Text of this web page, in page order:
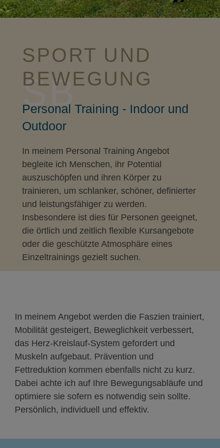
SB
SPORT UND
BEWEGUNG
Personal Training - Indoor und
Outdoor
In meinem Personal Training Angebot
begleite ich Menschen, ihr Potential
auszuschöpfen und ihren Körper zu
trainieren, um schlanker, schöner, definierter
und leistungsfähiger zu werden.
Insbesondere ist dies für Personen geeignet,
die örtlich und zeitlich flexible Kursangebote
oder die geschützte Atmosphäre eines
Einzeltrainings gezielt suchen.
In meinem Angebot werden die Faszien trainiert,
Mobilität gesteigert, Beweglichkeit verbessert,
das Herz-Kreislauf-System gefordert und
Muskeln aufgebaut. Prävention und
Fettreduktion kommen ebenfalls nicht zu kurz.
Dabei achte ich auf Ihre Bewegungsabläufe und
optimiere sie sofern es notwendig sein sollte.
Persönlich, individuell und effektiv.